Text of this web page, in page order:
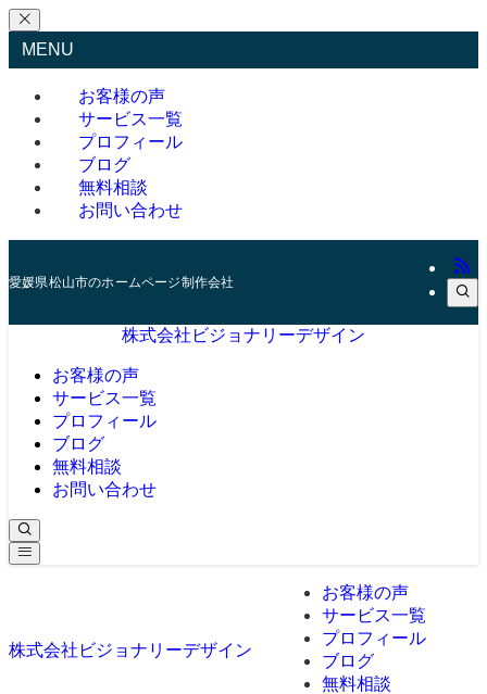
MENU
お客様の声
サービス一覧
プロフィール
ブログ
無料相談
お問い合わせ
愛媛県松山市のホームページ制作会社
株式会社ビジョナリーデザイン
お客様の声
サービス一覧
プロフィール
ブログ
無料相談
お問い合わせ
株式会社ビジョナリーデザイン
お客様の声
サービス一覧
プロフィール
ブログ
無料相談